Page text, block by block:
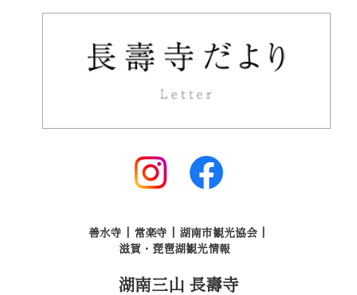
善水寺 常楽寺
湖南市観光協会
滋賀・琵琶湖観光情報
湖南三山 長壽寺